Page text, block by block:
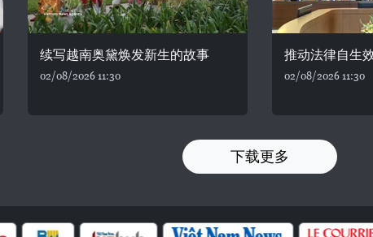
续写越南奥黛焕发新生的故事
02/08/2026 11:30
推动法律自生
02/08/2026 11:30
下载更多